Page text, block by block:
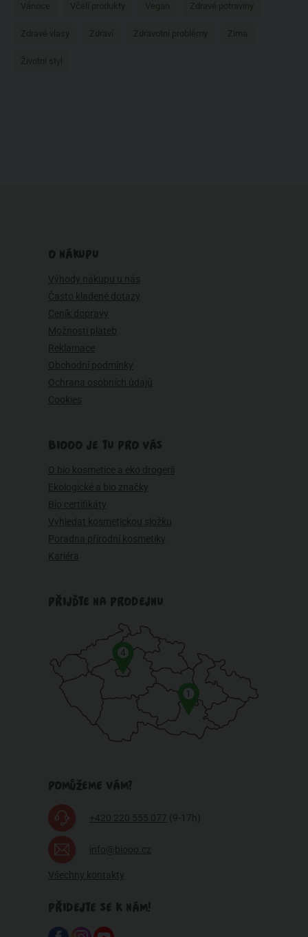
Vánoce Včelí produkty Vegan Zdravé potraviny
Zdravé vlasy Zdraví Zdravotní problémy Zima
Životní styl
O NÁKUPU
Výhody nákupu u nás
Často kladené dotazy
Ceník dopravy
Možnosti plateb
Reklamace
Obchodní podmínky
Ochrana osobních údajů
Cookies
BIOOO JE TU PRO VÁS
O bio kosmetice a eko drogerii
Ekologické a bio značky
Bio certifikáty
Vyhledat kosmetickou složku
Poradna přírodní kosmetiky
Kariéra
PŘIJĎTE NA PRODEJNU
1
4
POMŮŽEME VÁM?
+420 220 555 077 (9-17h)
info@biooo.cz
Všechny kontakty
PŘIDEJTE SE K NÁM!